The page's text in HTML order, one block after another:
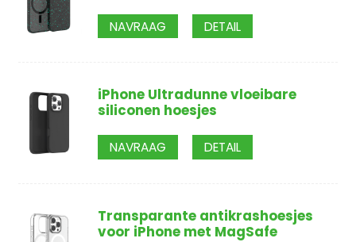
NAVRAAG DETAIL
iPhone Ultradunne vloeibare
siliconen hoesjes
NAVRAAG DETAIL
Transparante antikrashoesjes
voor iPhone met MagSafe